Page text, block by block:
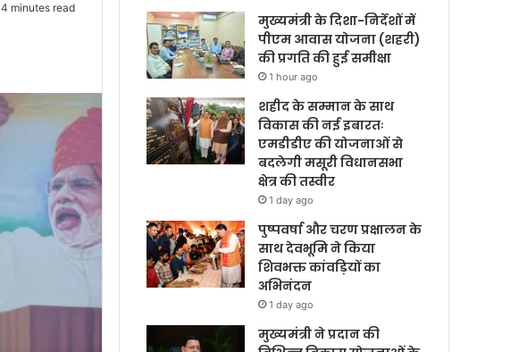
4 minutes read
मुख्यमंत्री के दिशा-निर्देशों में
पीएम आवास योजना (शहरी)
की प्रगति की हुई समीक्षा
1 hour ago
शहीद के सम्मान के साथ
विकास की नई इबारतः
एमडीडीए की योजनाओं से
बदलेगी मसूरी विधानसभा
क्षेत्र की तस्वीर
1 day ago
पुष्पवर्षा और चरण प्रक्षालन के
साथ देवभूमि ने किया
शिवभक्त कांवड़ियों का
अभिनंदन
1 day ago
मुख्यमंत्री ने प्रदान की